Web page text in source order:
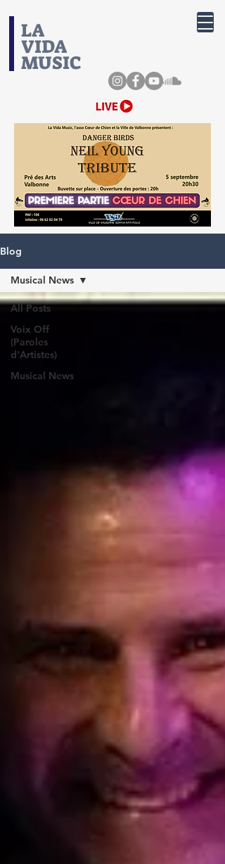
​LA
VIDA
MUSIC
Blog
All Posts
Voix Off
(Paroles
d'Artistes)
Musical News
Musical News